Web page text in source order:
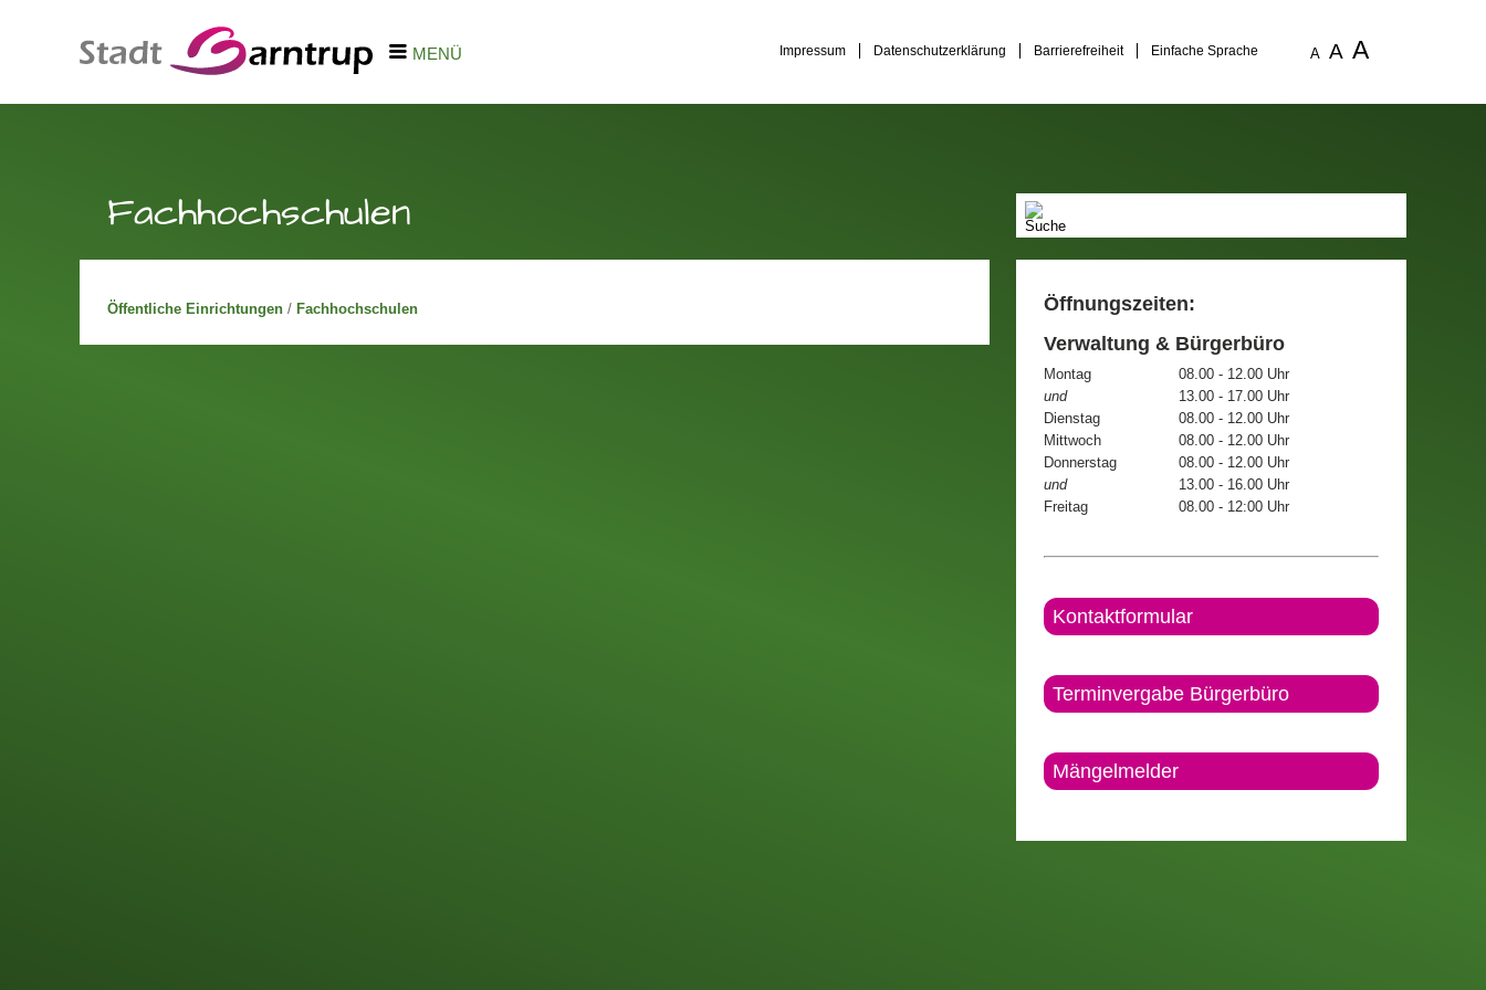
MENÜ Impressum Datenschutzerklärung Barrierefreiheit Einfache Sprache A A A
Fachhochschulen
Öffentliche Einrichtungen / Fachhochschulen
Öffnungszeiten:
Verwaltung & Bürgerbüro
Montag
08.00 - 12.00 Uhr
und
13.00 - 17.00 Uhr
Dienstag
08.00 - 12.00 Uhr
Mittwoch
08.00 - 12.00 Uhr
Donnerstag
08.00 - 12.00 Uhr
und
13.00 - 16.00 Uhr
Freitag
08.00 - 12:00 Uhr
Kontaktformular
Terminvergabe Bürgerbüro
Mängelmelder